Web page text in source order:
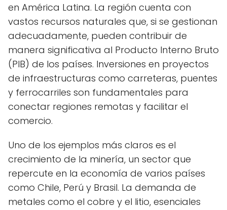
en América Latina. La región cuenta con
vastos recursos naturales que, si se gestionan
adecuadamente, pueden contribuir de
manera significativa al Producto Interno Bruto
(PIB) de los países. Inversiones en proyectos
de infraestructuras como carreteras, puentes
y ferrocarriles son fundamentales para
conectar regiones remotas y facilitar el
comercio.
Uno de los ejemplos más claros es el
crecimiento de la minería, un sector que
repercute en la economía de varios países
como Chile, Perú y Brasil. La demanda de
metales como el cobre y el litio, esenciales